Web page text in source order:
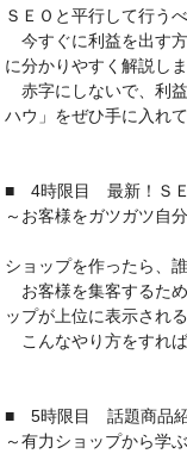
ＳＥＯと平行して行う
今すぐに利益を出す
に分かりやすく解説し
赤字にしないで、利
ハウ」をぜひ手に入れ
■ 4時限目 最新！Ｓ
～お客様をガツガツ自
ショップを作ったら、
お客様を集客するた
ップが上位に表示され
こんなやり方をすれ
■ 5時限目 話題商品紹
～有力ショップから学